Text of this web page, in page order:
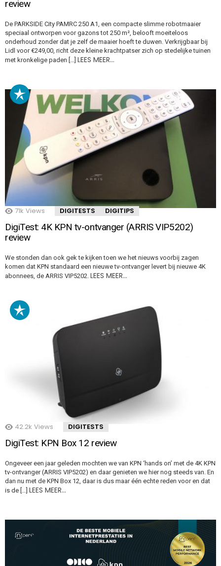
review
De PARKSIDE City PAMRC 250 A1, een compacte slimme robotmaaier
speciaal ontworpen voor gazons tot 250 m², belooft moeiteloos
onderhoud zonder dat je zelf de maaier hoeft te duwen. Verkrijgbaar bij
Lidl voor €249,00, richt deze kleine krachtpatser zich op stedelijke tuinen
met kronkelige paden […] LEES MEER…
71k Views DIGITESTS DIGITIPS
DigiTest: 4K KPN tv-ontvanger (ARRIS VIP5202)
review
We stonden dan ook gek te kijken toen we het nieuws voorbij zagen
komen dat KPN standaard een nieuwe tv-ontvanger levert bij nieuwe 4K
abonnees, de ARRIS VIP5202. LEES MEER…
42.2k Views DIGITESTS
DigiTest: KPN Box 12 review
Ongeveer een jaar geleden mochten we van KPN ‘hands on’ met de 4K KPN
tv-ontvanger (ARRIS VIP5202) en daar genieten we hier nog steeds van. En
dan nu met de KPN Box 12, daar is dus maar één echte reden voor en dat
is de […] LEES MEER…